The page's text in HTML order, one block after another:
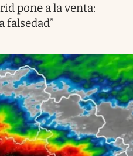
pone a la venta:
falsedad”